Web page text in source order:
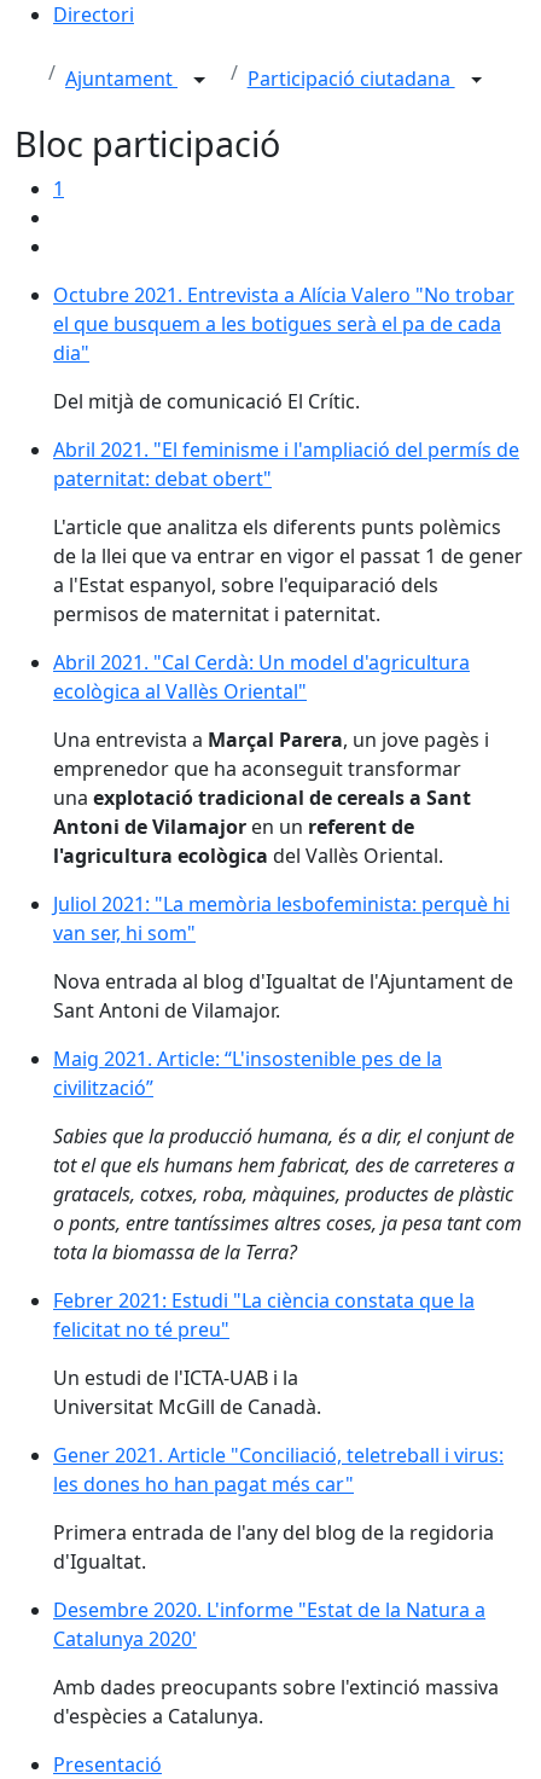
Directori
Ajuntament Participació ciutadana
Bloc participació
1
Octubre 2021. Entrevista a Alícia Valero "No trobar
Octubre 2021. Entrevista a Alícia Valero "No trobar
el que busquem a les botigues serà el pa de cada
dia"
Del mitjà de comunicació El Crític.
Abril 2021. "El feminisme i l'ampliació del permís de
Abril 2021. "El feminisme i l'ampliació del permís de
paternitat: debat obert"
L'article que analitza els diferents punts polèmics
de la llei que va entrar en vigor el passat 1 de gener
a l'Estat espanyol, sobre l'equiparació dels
permisos de maternitat i paternitat.
Abril 2021. "Cal Cerdà: Un model d'agricultura
Abril 2021. "Cal Cerdà: Un model d'agricultura
ecològica al Vallès Oriental"
Una entrevista a Marçal Parera, un jove pagès i
emprenedor que ha aconseguit transformar
una explotació tradicional de cereals a Sant
Antoni de Vilamajor en un referent de
l'agricultura ecològica del Vallès Oriental.
Juliol 2021: "La memòria lesbofeminista: perquè hi
Juliol 2021: "La memòria lesbofeminista: perquè hi
van ser, hi som"
Nova entrada al blog d'Igualtat de l'Ajuntament de
Sant Antoni de Vilamajor.
Maig 2021. Article: “L'insostenible pes de la
Maig 2021. Article: “L'insostenible pes de la
civilització”
Sabies que la producció humana, és a dir, el conjunt de
tot el que els humans hem fabricat, des de carreteres a
gratacels, cotxes, roba, màquines, productes de plàstic
o ponts, entre tantíssimes altres coses, ja pesa tant com
tota la biomassa de la Terra?
Febrer 2021: Estudi "La ciència constata que la
Febrer 2021: Estudi "La ciència constata que la
felicitat no té preu"
Un estudi de l'ICTA-UAB i la
Universitat McGill de Canadà.
Gener 2021. Article "Conciliació, teletreball i virus:
Gener 2021. Article "Conciliació, teletreball i virus:
les dones ho han pagat més car"
Primera entrada de l'any del blog de la regidoria
d'Igualtat.
Desembre 2020. L'informe "Estat de la Natura a
Desembre 2020. L'informe "Estat de la Natura a
Catalunya 2020'
Amb dades preocupants sobre l'extinció massiva
d'espècies a Catalunya.
Presentació